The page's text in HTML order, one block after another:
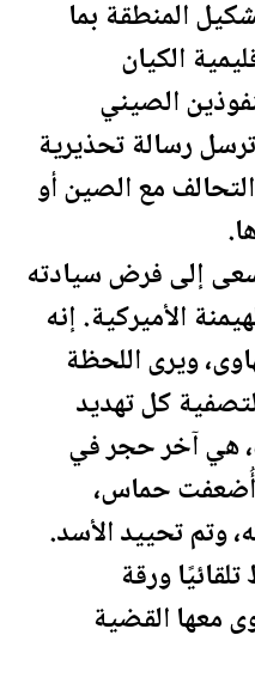
المنطقة بما
الكيان
الصيني
رسالة تحذيرية
مع الصين أو
إلى فرض سيادته
الأميركية. إنه
ويرى اللحظة
كل تهديد
هي آخر حجر في
أُضعفت حماس،
وتم تحييد الأسد.
ورقة
معها القضية